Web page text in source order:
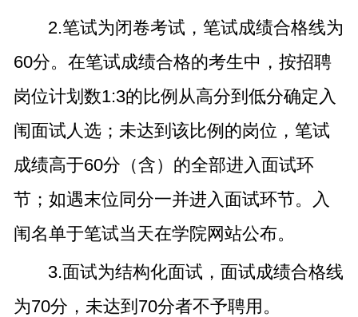
2.笔试为闭卷考试，笔试成绩合格线为
60分。在笔试成绩合格的考生中，按招聘
岗位计划数1:3的比例从高分到低分确定入
闱面试人选；未达到该比例的岗位，笔试
成绩高于60分（含）的全部进入面试环
节；如遇末位同分一并进入面试环节。入
闱名单于笔试当天在学院网站公布。
3.面试为结构化面试，面试成绩合格线
为70分，未达到70分者不予聘用。